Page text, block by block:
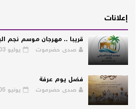
إعلانات
قريبا .. مهرجان موسم نجم البلدة
صدى حضرموت يوليو 03, 2026
فضل يوم عرفة
صدى حضرموت يونيو 05, 2025